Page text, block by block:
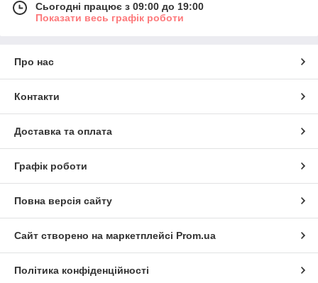
Сьогодні працює з 09:00 до 19:00
Показати весь графік роботи
Про нас
Контакти
Доставка та оплата
Графік роботи
Повна версія сайту
Сайт створено на маркетплейсі Prom.ua
Політика конфіденційності